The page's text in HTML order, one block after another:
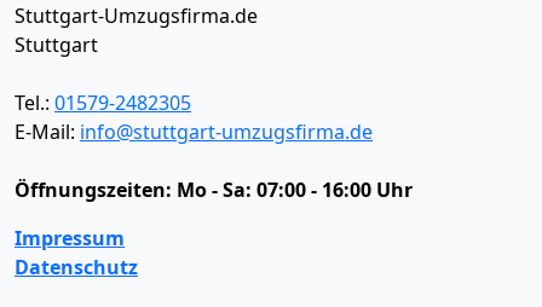
Stuttgart-Umzugsfirma.de
Stuttgart
Tel.: 01579-2482305
E-Mail: info@stuttgart-umzugsfirma.de
Öffnungszeiten: Mo - Sa: 07:00 - 16:00 Uhr
Impressum
Datenschutz